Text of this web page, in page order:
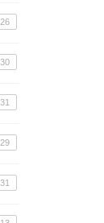
26
30
31
29
31